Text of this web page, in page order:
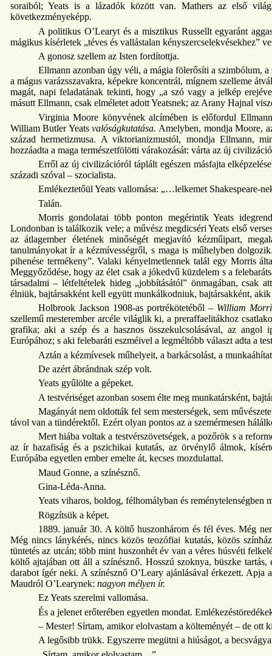
soraiból; Yeats is a lázadók között van. Mathers az első
következményeképp.
A politikus O’Learyt és a misztikus Russellt egyaránt
mágikus kísérletek „téves és vallástalan kényszercselekvésekhez”
A gonosz szellem az Isten fordítottja.
Ellmann azonban úgy véli, a mágia fölerősíti a szimbólum,
a mágus varázsszavakra, képekre koncentrál, mígnem szelleme
magát, napi feladatának tekinti, hogy „a szó vagy a jelkép
másutt Ellmann, csak elméletet adott Yeatsnek; az Arany Hajnal
Virginia Moore könyvének alcímében is előfordul
William Butler Yeatsvalóságkutatása. Amelyben, mondja Moore,
század hermetizmusa. A viktorianizmustól, mondja Ellmann,
hozzáadta a maga természetfölötti várakozását: várta az új
Erről az új civilizációról táplált egészen másfajta
századi szóval – szocialista.
Emlékeztetőül Yeats vallomása: „…lelkemet Shakespeare-
Talán.
Morris gondolatai több ponton megérintik Yeats
Londonban is találkozik vele; a művész megdicséri Yeats első
az átlagember életének minőségét megjavító kézműipart,
tanulmányokat ír a kézmívességről, s maga is műhelyben
pihenése termékeny”. Valaki kényelmetlennek talál egy Morris
Meggyőződése, hogy az élet csak a jókedvű küzdelem s a
társadalmi – létfeltételek hideg „jobbításától” önmagában, csak
élniük, bajtársakként kell együtt munkálkodniuk, bajtársakként, akik
Holbrook Jackson 1908-as portrékötetéből – William
szellemű mesterember arcéle világlik ki, a preraffaelitákhoz
grafika; aki a szép és a hasznos összekulcsolásával, az angol
Európához; s aki felebaráti eszméivel a legméltóbb választ adta a
Aztán a kézmívesek műhelyeit, a barkácsolást, a
De azért ábrándnak szép volt.
Yeats gyűlölte a gépeket.
A testvériséget azonban sosem élte meg munkatársként,
Magányát nem oldották fel sem mesterségek, sem
távol van a tündérektől. Ezért olyan pontos az a szemérmesen
Mert hiába voltak a testvérszövetségek, a pozőrök s a
az ír hazafiság és a pszichikai kutatás, az örvénylő álmok,
Európába egyetlen ember emelte át, kecses mozdulattal.
Maud Gonne, a színésznő.
Gina-Léda-Anna.
Yeats viharos, boldog, félhomályban és reménytelenségben
Rögzítsük a képet.
1889. január 30. A költő huszonhárom és fél éves. Még
Még nincs lánykérés, nincs közös teozófiai kutatás, közös
tüntetés az utcán; több mint huszonhét év van a véres húsvéti
költő ajtajában ott áll a színésznő. Hosszú szoknya, büszke
darabot ígér neki. A színésznő O’Leary ajánlásával érkezett.
Maudról O’Learynek: nagyon mélyen ír.
Ez Yeats szerelmi vallomása.
És a jelenet erőterében egyetlen mondat.
– Mester! Sírtam, amikor elolvastam a költeményét – de ott
A legősibb trükk. Egyszerre megütni a hiúságot, a